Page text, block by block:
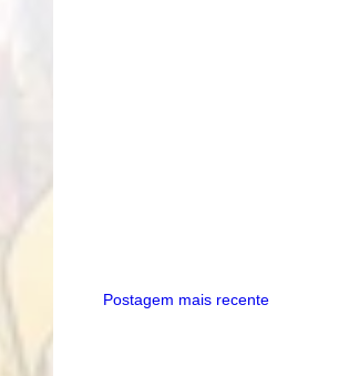
Postagem mais recente